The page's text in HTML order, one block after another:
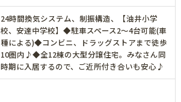
24時間換気システム、制振構造、【油井小学
校、安達中学校】◆駐車スペース2～4台可能(車
種による)◆コンビニ、ドラッグストアまで徒歩
10圏内♪◆全12棟の大型分譲住宅。みなさん同
時期に入居するので、ご近所付き合いも安心♪